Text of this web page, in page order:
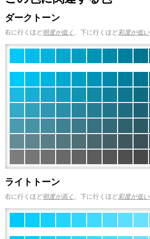
ダークトーン
右に行くほど明度が低く 、下に行くほど彩度が低い
ライトトーン
右に行くほど明度が高く 、下に行くほど彩度が低い